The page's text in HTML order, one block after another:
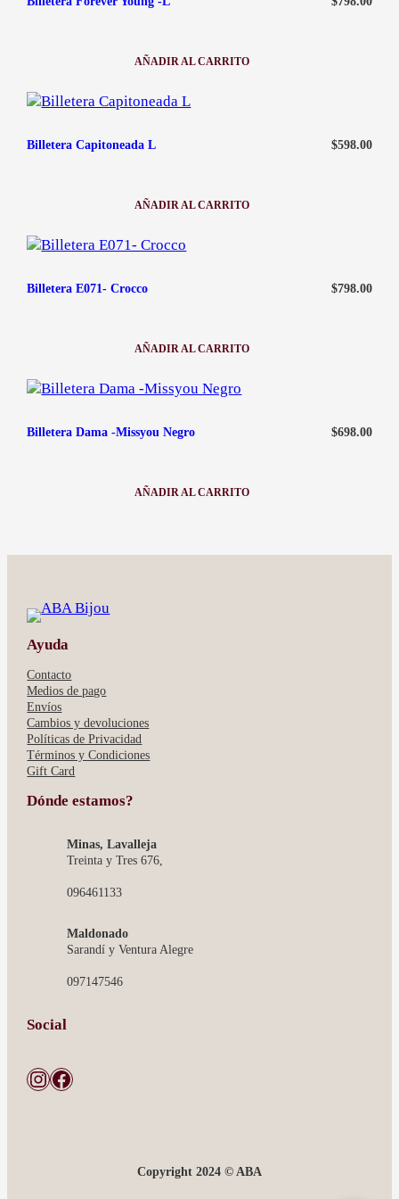
AÑADIR AL CARRITO
:
Billetera Capitoneada L $598.00
AÑADIR AL CARRITO
:
Billetera E071- Crocco $798.00
AÑADIR AL CARRITO
:
E071-
CROCCO
Billetera Dama -Missyou Negro $698.00
AÑADIR AL CARRITO
:
Ayuda
Contacto
Medios de pago
Envíos
Cambios y devoluciones
Políticas de Privacidad
Términos y Condiciones
Gift Card
Dónde estamos?
Minas, Lavalleja
Treinta y Tres 676,
096461133
Maldonado
Sarandí y Ventura Alegre
097147546
Social
Instagram Facebook
Copyright 2024 © ABA